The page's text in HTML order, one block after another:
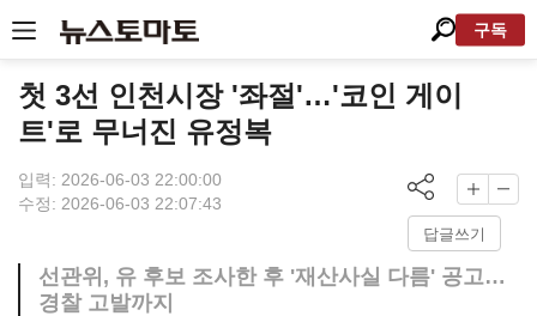
구독
첫 3선 인천시장 '좌절'…'코인 게이
트'로 무너진 유정복
입력: 2026-06-03 22:00:00
수정: 2026-06-03 22:07:43
답글쓰기
선관위, 유 후보 조사한 후 '재산사실 다름' 공고…
경찰 고발까지